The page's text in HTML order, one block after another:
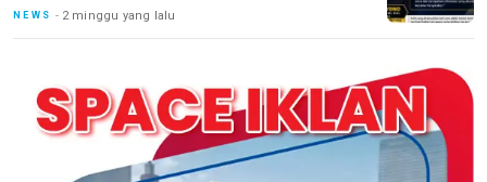
NEWS 2 minggu yang lalu